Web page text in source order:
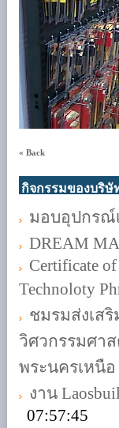
« Back
กิจกรรมของบริษั
มอบอุปกรณ์
DREAM
Certificate
Technoloty
ชมรมส่งเส
วิศวกรรมศา
พระนครเหนือ
งาน
07:57:45